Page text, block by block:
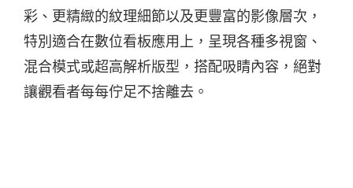
彩、更精緻的紋理細節以及更豐富的影像層次，
特別適合在數位看板應用上，呈現各種多視窗、
混合模式或超高解析版型，搭配吸睛內容，絕對
讓觀看者每每佇足不捨離去。